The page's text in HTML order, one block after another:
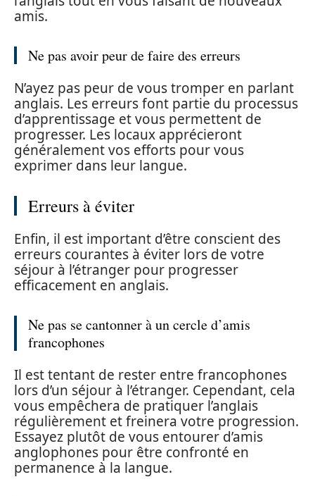
amis.
Ne pas avoir peur de faire des erreurs
N’ayez pas peur de vous tromper en parlant
anglais. Les erreurs font partie du processus
d’apprentissage et vous permettent de
progresser. Les locaux apprécieront
généralement vos efforts pour vous
exprimer dans leur langue.
Erreurs à éviter
Enfin, il est important d’être conscient des
erreurs courantes à éviter lors de votre
séjour à l’étranger pour progresser
efficacement en anglais.
Ne pas se cantonner à un cercle d’amis
francophones
Il est tentant de rester entre francophones
lors d’un séjour à l’étranger. Cependant, cela
vous empêchera de pratiquer l’anglais
régulièrement et freinera votre progression.
Essayez plutôt de vous entourer d’amis
anglophones pour être confronté en
permanence à la langue.